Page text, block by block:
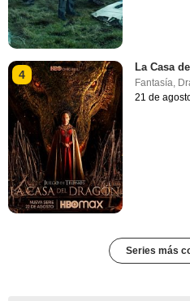
4
La Casa
Fantasía,
21 de
Series más